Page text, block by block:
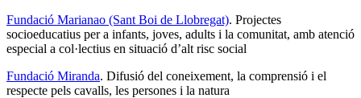
Fundació Marianao (Sant Boi de Llobregat). Projectes
socioeducatius per a infants, joves, adults i la comunitat, amb atenció
especial a col·lectius en situació d’alt risc social
Fundació Miranda. Difusió del coneixement, la comprensió i el
respecte pels cavalls, les persones i la natura